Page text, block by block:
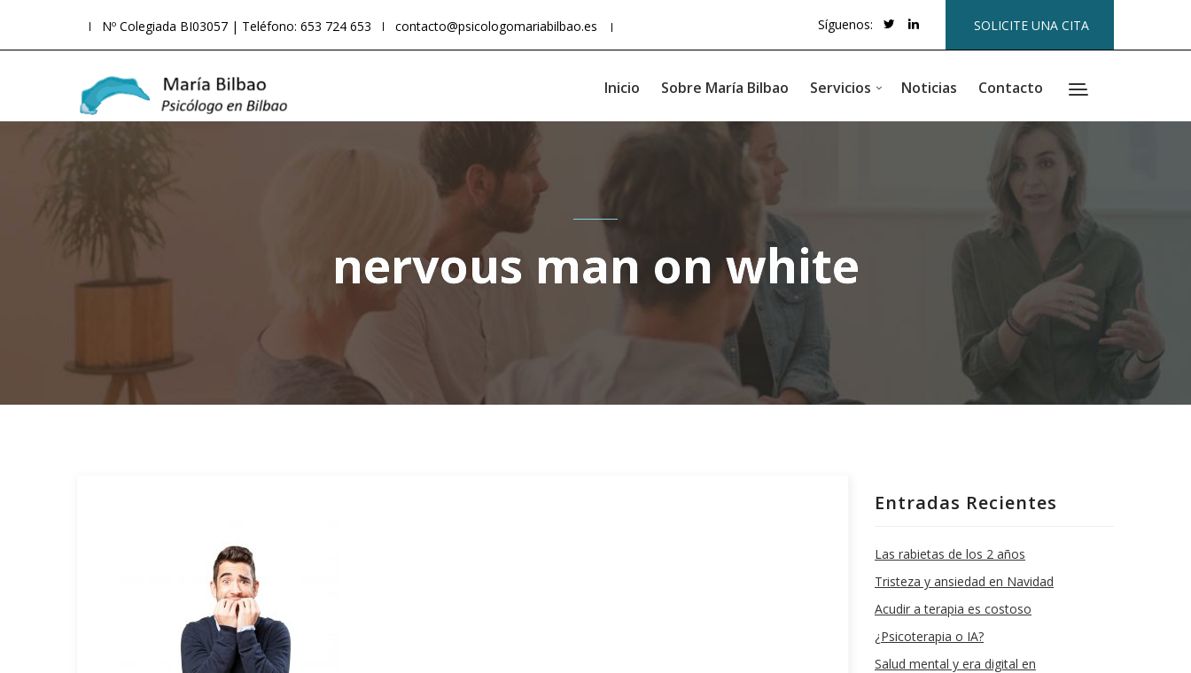
Nº Colegiada BI03057 | Teléfono: 653 724 653 contacto@psicologomariabilbao.es SOLICITE UNA CITA
Síguenos:
Inicio Sobre María Bilbao Servicios Noticias Contacto
nervous man on white
Entradas Recientes
Las rabietas de los 2 años
Tristeza y ansiedad en Navidad
Acudir a terapia es costoso
¿Psicoterapia o IA?
Salud mental y era digital en